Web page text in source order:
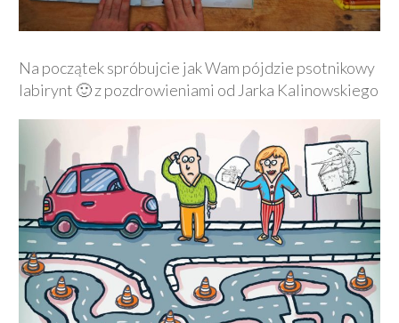
Na początek spróbujcie jak Wam pójdzie psotnikowy
labirynt 🙂 z pozdrowieniami od Jarka Kalinowskiego